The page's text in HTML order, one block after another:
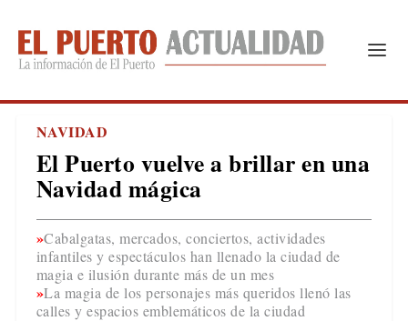
NAVIDAD
El Puerto vuelve a brillar en una
Navidad mágica
Cabalgatas, mercados, conciertos, actividades
infantiles y espectáculos han llenado la ciudad de
magia e ilusión durante más de un mes
La magia de los personajes más queridos llenó las
calles y espacios emblemáticos de la ciudad